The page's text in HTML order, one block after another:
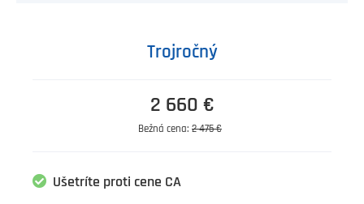
Trojročný
2 660 €
Bežná cena: 2 475 €
Ušetríte proti cene CA